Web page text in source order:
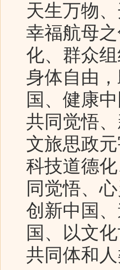
天生万物
幸福航母
化、群众
身体自由
国、健康
共同觉悟
文旅思政
科技道德
同觉悟、
创新中国
国、以文
共同体和